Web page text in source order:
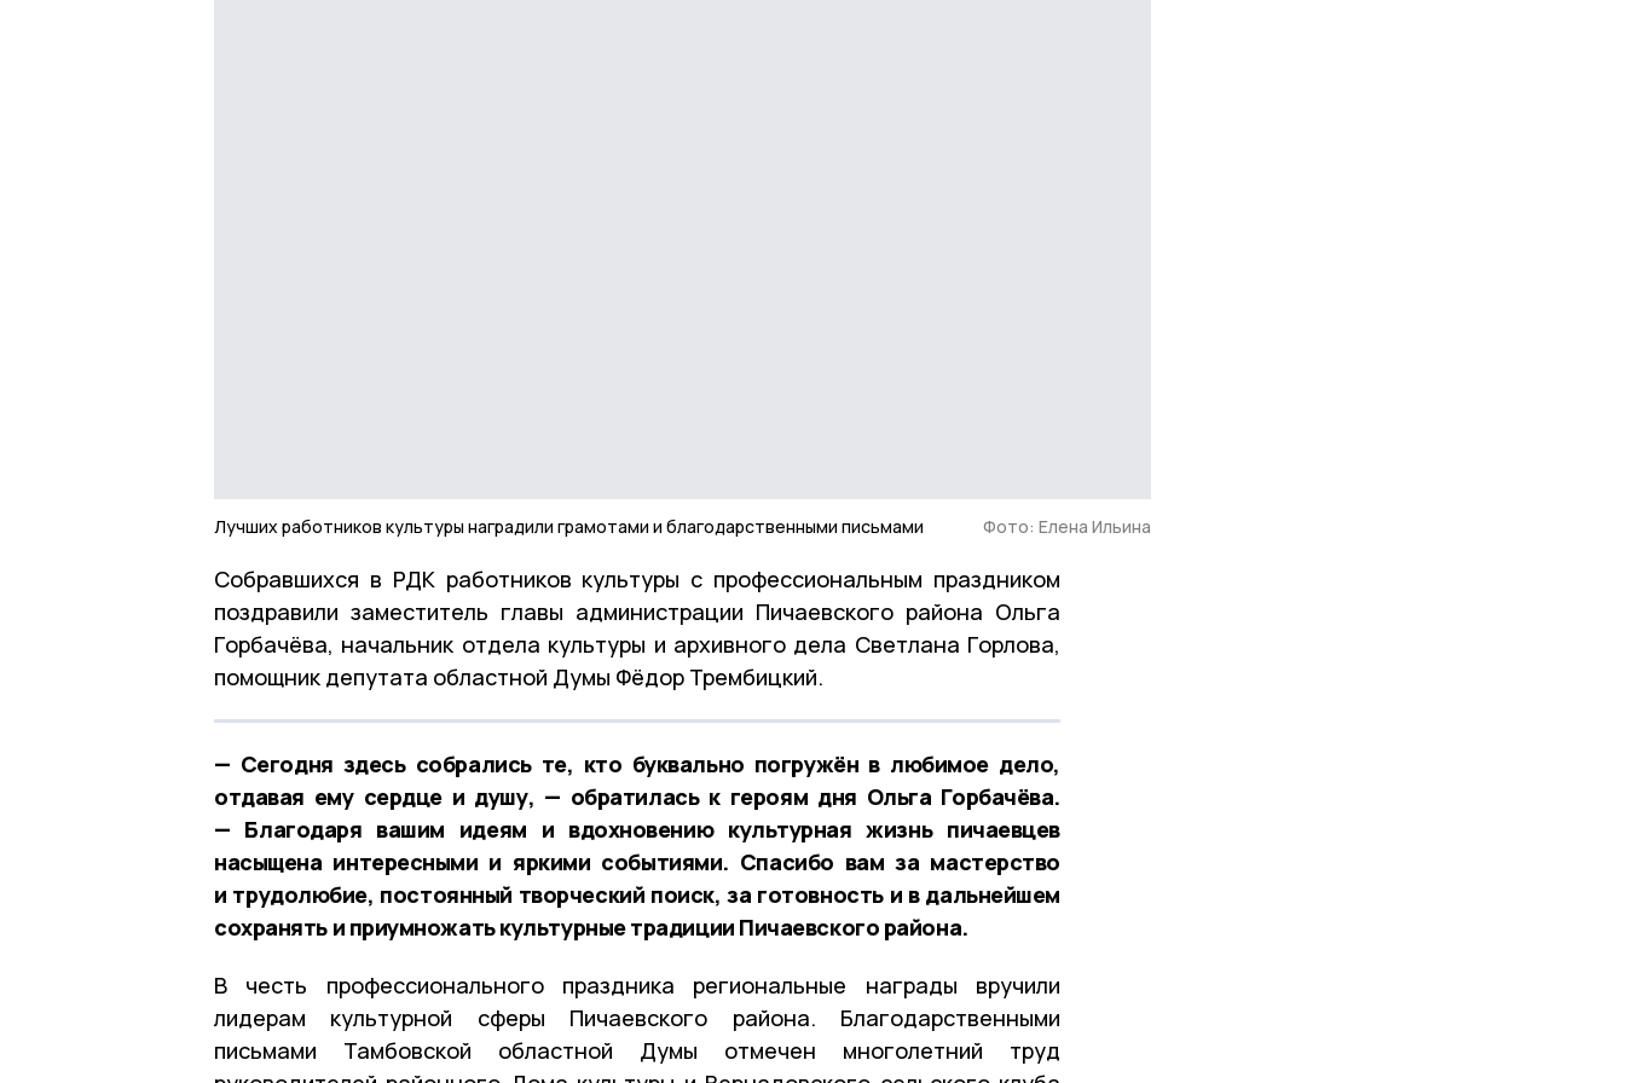
Лучших работников культуры наградили грамотами и благодарственными письмами Фото: Елена Ильина
Собравшихся в РДК работников культуры с профессиональным праздником
поздравили заместитель главы администрации Пичаевского района Ольга
Горбачёва, начальник отдела культуры и архивного дела Светлана Горлова,
помощник депутата областной Думы Фёдор Трембицкий.
— Сегодня здесь собрались те, кто буквально погружён в любимое дело,
отдавая ему сердце и душу, — обратилась к героям дня Ольга Горбачёва.
— Благодаря вашим идеям и вдохновению культурная жизнь пичаевцев
насыщена интересными и яркими событиями. Спасибо вам за мастерство
и трудолюбие, постоянный творческий поиск, за готовность и в дальнейшем
сохранять и приумножать культурные традиции Пичаевского района.
В честь профессионального праздника региональные награды вручили
лидерам культурной сферы Пичаевского района. Благодарственными
письмами Тамбовской областной Думы отмечен многолетний труд